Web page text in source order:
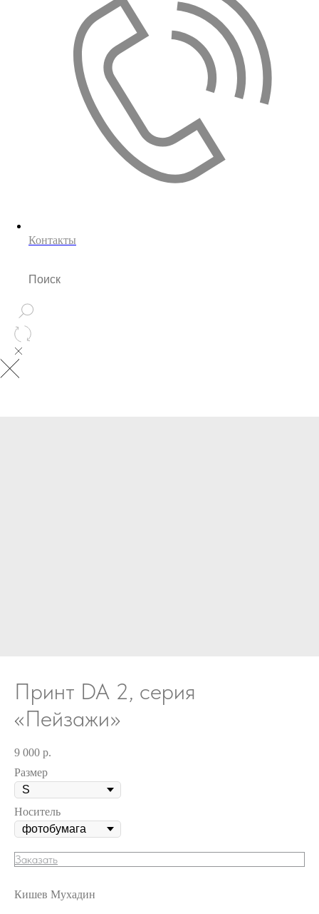
Контакты
Принт DA 2, серия
«Пейзажи»
9 000 р.
Размер
Носитель
Заказать
Кишев Мухадин